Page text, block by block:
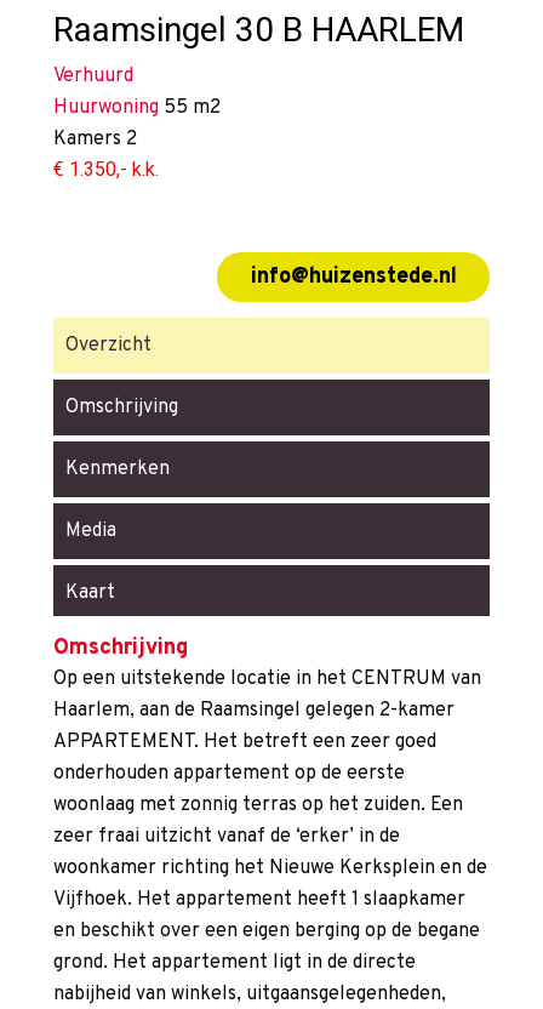
Raamsingel 30 B HAARLEM
Verhuurd
Huurwoning 55 m2
Kamers 2
€ 1.350,- k.k.
info@huizenstede.nl
Overzicht
Omschrijving
Kenmerken
Media
Kaart
Omschrijving
Op een uitstekende locatie in het CENTRUM van
Haarlem, aan de Raamsingel gelegen 2-kamer
APPARTEMENT. Het betreft een zeer goed
onderhouden appartement op de eerste
woonlaag met zonnig terras op het zuiden. Een
zeer fraai uitzicht vanaf de ‘erker’ in de
woonkamer richting het Nieuwe Kerksplein en de
Vijfhoek. Het appartement heeft 1 slaapkamer
en beschikt over een eigen berging op de begane
grond. Het appartement ligt in de directe
nabijheid van winkels, uitgaansgelegenheden,